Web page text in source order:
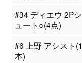
#34 ディエウ 2Pシ
ュート○(4点)
#6 上野 アシスト(1
本)